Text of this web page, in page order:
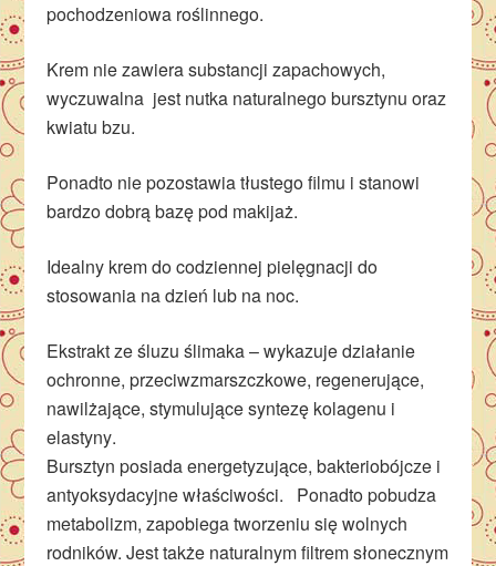
pochodzeniowa roślinnego.
Krem nie zawiera substancji zapachowych,
wyczuwalna jest nutka naturalnego bursztynu oraz
kwiatu bzu.
Ponadto nie pozostawia tłustego filmu i stanowi
bardzo dobrą bazę pod makijaż.
Idealny krem do codziennej pielęgnacji do
stosowania na dzień lub na noc.
Ekstrakt ze śluzu ślimaka – wykazuje działanie
ochronne, przeciwzmarszczkowe, regenerujące,
nawilżające,stymulujące syntezę kolagenu i
elastyny.
Bursztyn posiada energetyzujące, bakteriobójcze i
antyoksydacyjne właściwości. Ponadto pobudza
metabolizm, zapobiega tworzeniu się wolnych
rodników. Jest także naturalnym filtrem słonecznym